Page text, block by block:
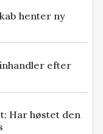
henter ny
efter
Har høstet den